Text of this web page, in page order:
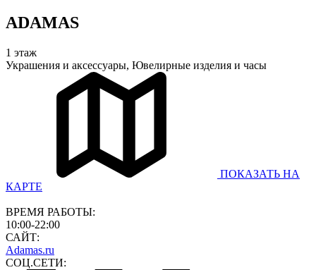
ADAMAS
1 этаж
Украшения и аксессуары, Ювелирные изделия и часы
ПОКАЗАТЬ НА
КАРТЕ
ВРЕМЯ РАБОТЫ:
10:00-22:00
САЙТ:
Adamas.ru
СОЦ.СЕТИ: